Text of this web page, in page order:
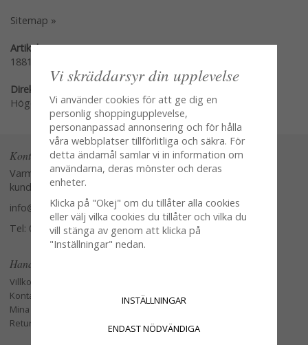
Sitemap »
Artikelnummer:
18814901-ST
Direktlänk:
Högerklicka och kopiera adressen
Kontakta oss
Varmt välkommen att kontakta vår
kundtjänst.
info@glasverandan.se
Tel: 079-3495968
Handla
Villkor
Kontakta oss
Mina favoriter
Retur och Reklamation
Vi skräddarsyr din upplevelse
Vi använder cookies för att ge dig en
personlig shoppingupplevelse,
personanpassad annonsering och för hålla
våra webbplatser tillförlitliga och säkra. För
detta ändamål samlar vi in information om
användarna, deras mönster och deras
enheter.
Klicka på "Okej" om du tillåter alla cookies
eller välj vilka cookies du tillåter och vilka du
vill stänga av genom att klicka på
"Inställningar" nedan.
INSTÄLLNINGAR
ENDAST NÖDVÄNDIGA